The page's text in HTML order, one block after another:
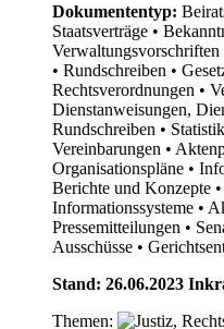
Dokumententyp:
Staatsverträge •
Verwaltungsvorschriften
• Rundschreiben •
Rechtsverordnungen •
Dienstanweisungen,
Rundschreiben •
Vereinbarungen •
Organisationspläne •
Berichte und Konzepte
Informationssysteme •
Pressemitteilungen •
Ausschüsse •
Stand: 26.06.2023
Themen: